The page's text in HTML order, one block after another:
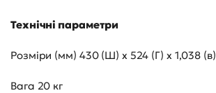
Технічні параметри
Розміри (мм) 430 (Ш) x 524 (Г) x 1,038 (в)
Вага 20 кг